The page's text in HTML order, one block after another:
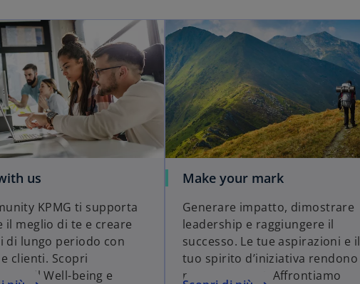
us
KPMG ti supporta
il meglio di te e creare
di lungo periodo con
clienti. Scopri
il Well-being e
Make your mark
Generare impatto, dimostrare
leadership e raggiungere il
successo. Le tue aspirazioni e il
tuo spirito d’iniziativa rendono
migliore KPMG. Affrontiamo